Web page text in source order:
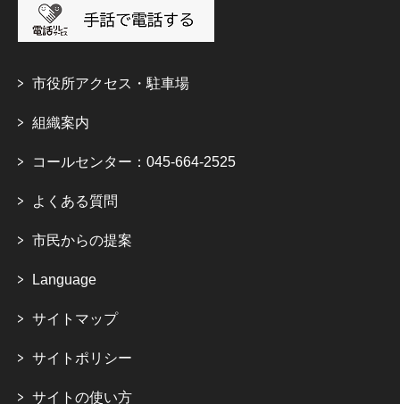
市役所アクセス・駐車場
組織案内
コールセンター：045-664-2525
よくある質問
市民からの提案
Language
サイトマップ
サイトポリシー
サイトの使い方